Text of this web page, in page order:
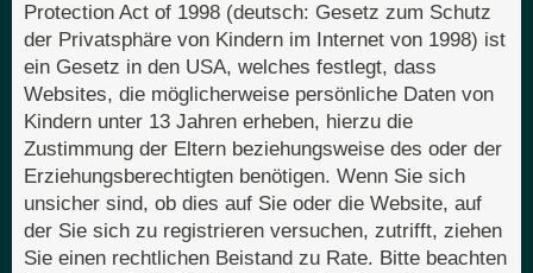
Protection Act of 1998 (deutsch: Gesetz zum Schutz
der Privatsphäre von Kindern im Internet von 1998) ist
ein Gesetz in den USA, welches festlegt, dass
Websites, die möglicherweise persönliche Daten von
Kindern unter 13 Jahren erheben, hierzu die
Zustimmung der Eltern beziehungsweise des oder der
Erziehungsberechtigten benötigen. Wenn Sie sich
unsicher sind, ob dies auf Sie oder die Website, auf
der Sie sich zu registrieren versuchen, zutrifft, ziehen
Sie einen rechtlichen Beistand zu Rate. Bitte beachten